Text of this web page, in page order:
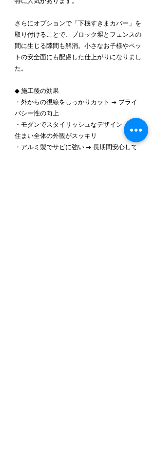
さらにオプションで「下桟すきまカバー」を
取り付けることで、ブロック塀とフェンスの
間に生じる隙間も解消。小さなお子様やペッ
トの安全面にも配慮した仕上がりになりまし
た。
◆ 施工後の効果
・外からの視線をしっかりカット → プライ
バシー性の向上
・モダンでスタイリッシュなデザイン → お
住まい全体の外観がスッキリ
・アルミ製でサビに強い → 長期間安心して